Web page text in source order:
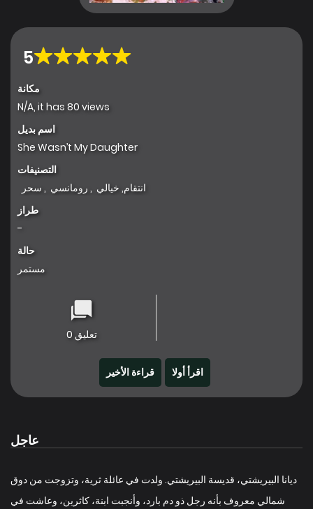
5
مكانة
N/A, it has 80 views
اسم بديل
She Wasn’t My Daughter
التصنيفات
انتقام, خيالي , رومانسي , سحر
طراز
-
حالة
مستمر
تعليق 0
اقرأ أولا قراءة الأخير
عاجل
ديانا البيريشتي، قديسة البيريشتي. ولدت في عائلة ثرية، وتزوجت من دوق
شمالي معروف بأنه رجل ذو دم بارد، وأنجبت ابنة، كاثرين، وعاشت في